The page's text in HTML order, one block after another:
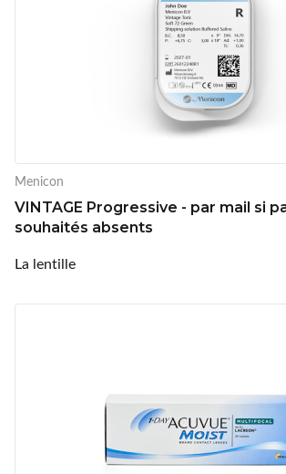
Menicon
VINTAGE Progressive - par mail si
souhaités absents
La lentille